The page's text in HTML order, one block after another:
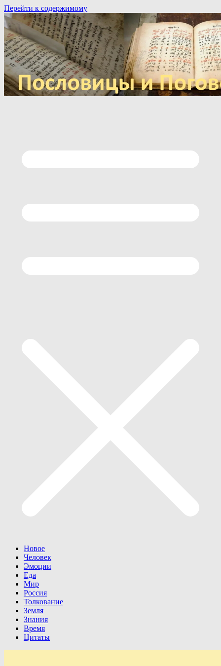
Перейти к содержимому
Новое
Человек
Эмоции
Еда
Мир
Россия
Толкование
Земля
Знания
Время
Цитаты